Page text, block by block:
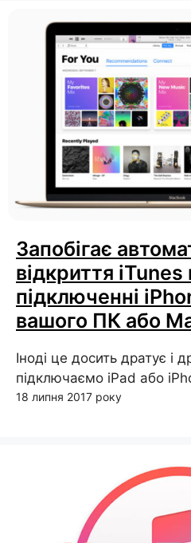
Запобігає
відкриття iTunes
підключенні
вашого ПК або
Іноді це досить дратує і
підключаємо iPad або
18 липня 2017 року